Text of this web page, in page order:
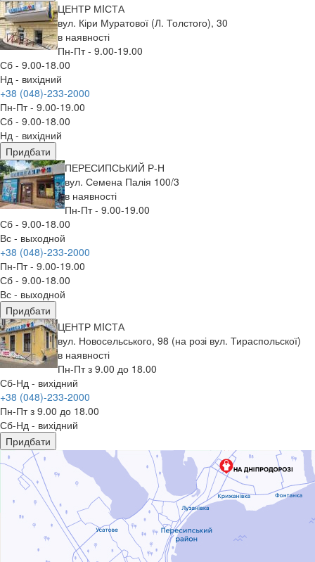
ЦЕНТР МIСТА
вул. Кіри Муратової (Л. Толстого), 30
в наявності
Пн-Пт - 9.00-19.00
Сб - 9.00-18.00
Нд - вихідний
+38 (048)-233-2000
Пн-Пт - 9.00-19.00
Сб - 9.00-18.00
Нд - вихідний
Придбати
ПЕРЕСИПСЬКИЙ Р-Н
вул. Семена Палія 100/3
в наявності
Пн-Пт - 9.00-19.00
Сб - 9.00-18.00
Вс - выходной
+38 (048)-233-2000
Пн-Пт - 9.00-19.00
Сб - 9.00-18.00
Вс - выходной
Придбати
ЦЕНТР МIСТА
вул. Новосельського, 98 (на розі вул. Тираспольскої)
в наявності
Пн-Пт з 9.00 до 18.00
Сб-Нд - вихідний
+38 (048)-233-2000
Пн-Пт з 9.00 до 18.00
Сб-Нд - вихідний
Придбати